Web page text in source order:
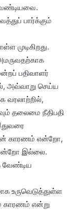
பார்க்கும்
முடிகிறது.
பதிவாளர்
அவ்வாறு செய்ய
வரலாற்றில்,
தலைமை நீதிபதி
காரணம் என்றோ,
இல்லை.
வேண்டிய
உருவெடுத்துள்ள
காரணம் என்று